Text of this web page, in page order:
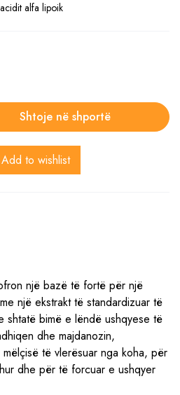
alfa lipoik
Shtoje në shportë
Add to wishlist
një bazë të fortë për një
një ekstrakt të standardizuar të
shtatë bimë e lëndë ushqyese të
dhe majdanozin,
të vlerësuar nga koha, për
dhe për të forcuar e ushqyer